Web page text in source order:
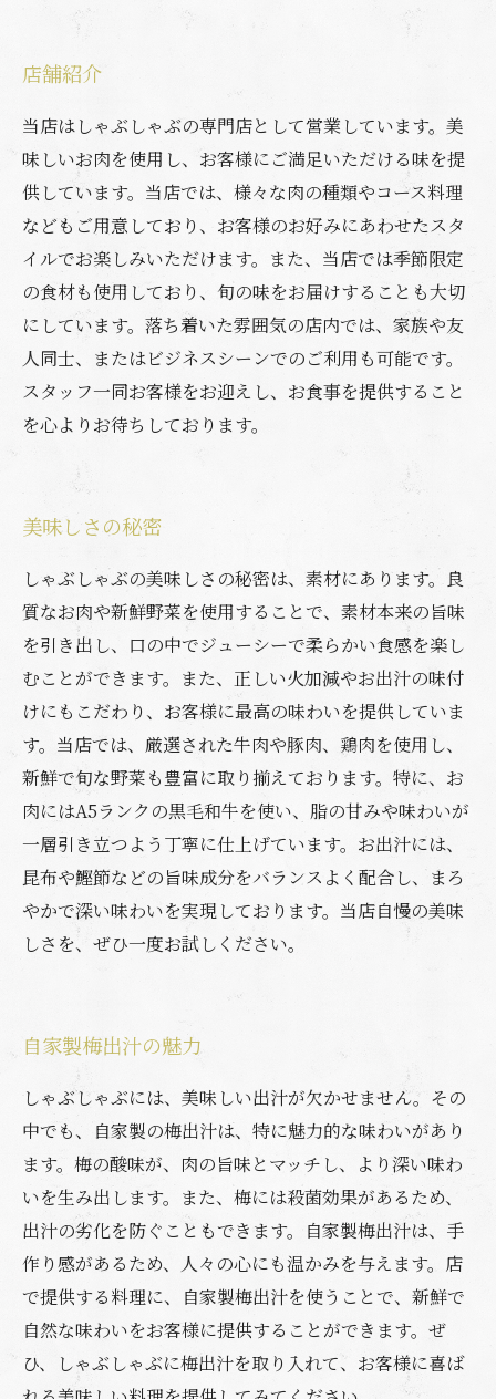
店舗紹介
当店はしゃぶしゃぶの専門店として営業しています。美
味しいお肉を使用し、お客様にご満足いただける味を提
供しています。当店では、様々な肉の種類やコース料理
などもご用意しており、お客様のお好みにあわせたスタ
イルでお楽しみいただけます。また、当店では季節限定
の食材も使用しており、旬の味をお届けすることも大切
にしています。落ち着いた雰囲気の店内では、家族や友
人同士、またはビジネスシーンでのご利用も可能です。
スタッフ一同お客様をお迎えし、お食事を提供すること
を心よりお待ちしております。
美味しさの秘密
しゃぶしゃぶの美味しさの秘密は、素材にあります。良
質なお肉や新鮮野菜を使用することで、素材本来の旨味
を引き出し、口の中でジューシーで柔らかい食感を楽し
むことができます。また、正しい火加減やお出汁の味付
けにもこだわり、お客様に最高の味わいを提供していま
す。当店では、厳選された牛肉や豚肉、鶏肉を使用し、
新鮮で旬な野菜も豊富に取り揃えております。特に、お
肉にはA5ランクの黒毛和牛を使い、脂の甘みや味わいが
一層引き立つよう丁寧に仕上げています。お出汁には、
昆布や鰹節などの旨味成分をバランスよく配合し、まろ
やかで深い味わいを実現しております。当店自慢の美味
しさを、ぜひ一度お試しください。
自家製梅出汁の魅力
しゃぶしゃぶには、美味しい出汁が欠かせません。その
中でも、自家製の梅出汁は、特に魅力的な味わいがあり
ます。梅の酸味が、肉の旨味とマッチし、より深い味わ
いを生み出します。また、梅には殺菌効果があるため、
出汁の劣化を防ぐこともできます。自家製梅出汁は、手
作り感があるため、人々の心にも温かみを与えます。店
で提供する料理に、自家製梅出汁を使うことで、新鮮で
自然な味わいをお客様に提供することができます。ぜ
ひ、しゃぶしゃぶに梅出汁を取り入れて、お客様に喜ば